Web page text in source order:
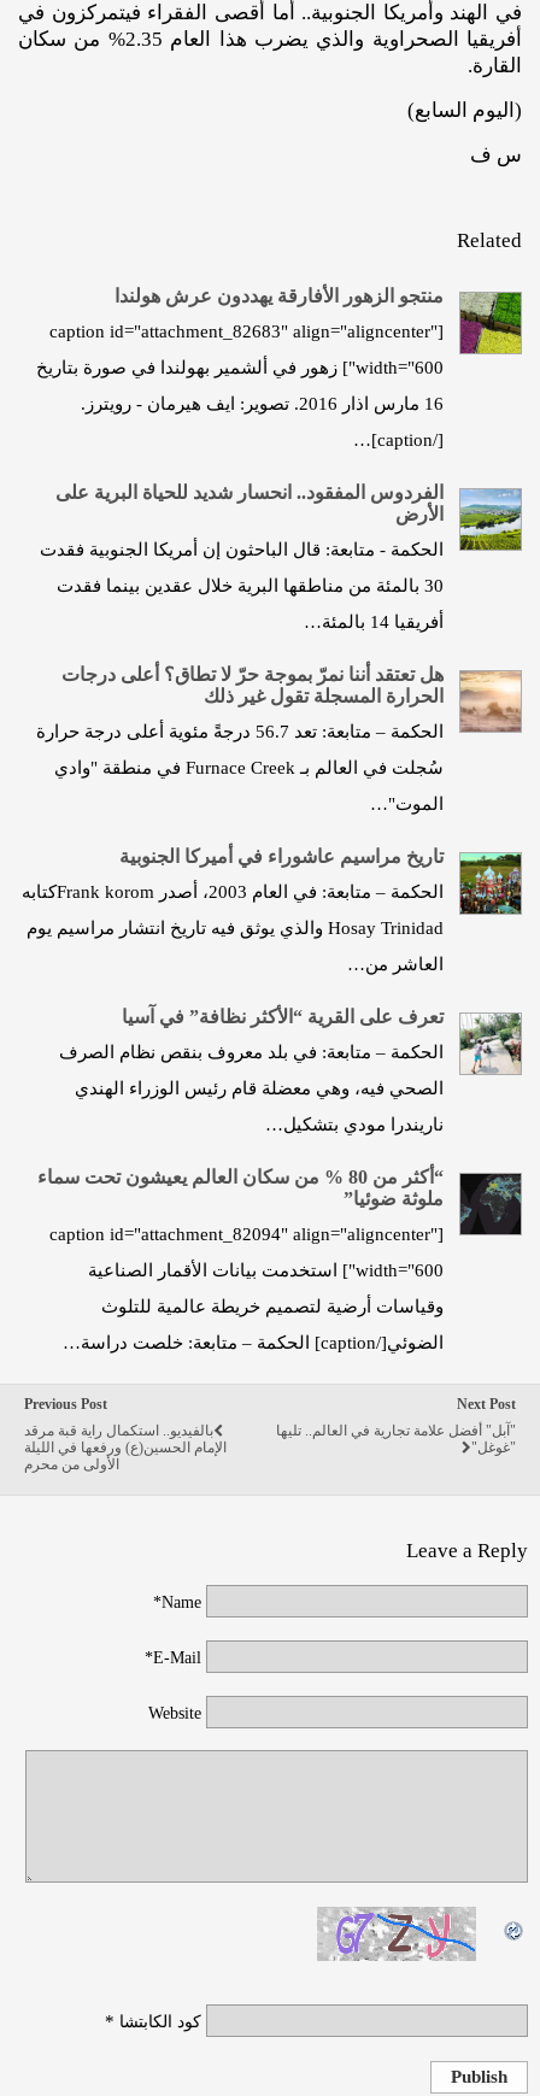
في الهند وأمريكا الجنوبية.. أما أقصى الفقراء فيتمركزون في
أفريقيا الصحراوية والذي يضرب هذا العام 2.35% من سكان
القارة.
(اليوم السابع)
س ف
Related
منتجو الزهور الأفارقة يهددون عرش هولندا
[caption id="attachment_82683" align="aligncenter"
width="600"] زهور في ألشمير بهولندا في صورة بتاريخ
16 مارس اذار 2016. تصوير: ايف هيرمان - رويترز.
[/caption]…
الفردوس المفقود.. انحسار شديد للحياة البرية على
الأرض
الحكمة - متابعة: قال الباحثون إن أمريكا الجنوبية فقدت
30 بالمئة من مناطقها البرية خلال عقدين بينما فقدت
أفريقيا 14 بالمئة…
هل تعتقد أننا نمرّ بموجة حرّ لا تطاق؟ أعلى درجات
الحرارة المسجلة تقول غير ذلك
الحكمة – متابعة: تعد 56.7 درجةً مئوية أعلى درجة حرارة
سُجلت في العالم بـ Furnace Creek في منطقة "وادي
الموت"…
تاريخ مراسيم عاشوراء في أميركا الجنوبية
الحكمة – متابعة: في العام 2003، أصدر Frank koromكتابه
Hosay Trinidad والذي يوثق فيه تاريخ انتشار مراسيم يوم
العاشر من…
تعرف على القرية “الأكثر نظافة” في آسيا
الحكمة – متابعة: في بلد معروف بنقص نظام الصرف
الصحي فيه، وهي معضلة قام رئيس الوزراء الهندي
ناريندرا مودي بتشكيل…
“أكثر من 80 % من سكان العالم يعيشون تحت سماء
ملوثة ضوئيا”
[caption id="attachment_82094" align="aligncenter"
width="600"] استخدمت بيانات الأقمار الصناعية
وقياسات أرضية لتصميم خريطة عالمية للتلوث
الضوئي[/caption] الحكمة – متابعة: خلصت دراسة…
Previous Post
بالفيديو.. استكمال راية قبة مرقد
الإمام الحسين(ع) ورفعها في الليلة
الأولى من محرم
Next Post
"آبل" أفضل علامة تجارية في العالم.. تليها
"غوغل"
Leave a Reply
Name*
E-Mail*
Website
كود الكابتشا *
Publish